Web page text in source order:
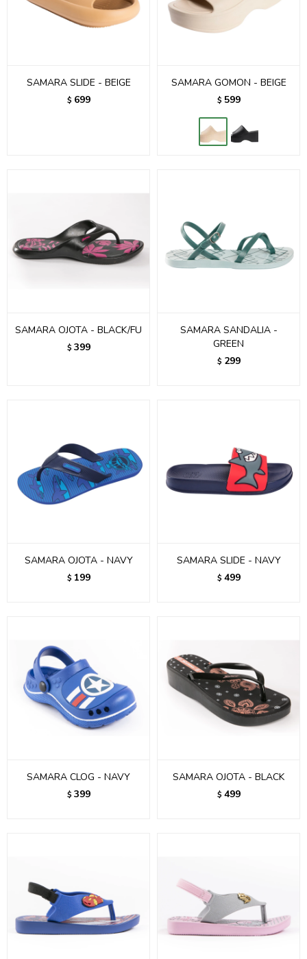
SAMARA SLIDE - BEIGE
$ 699
SAMARA GOMON - BEIGE
$ 599
SAMARA OJOTA - BLACK/FU
$ 399
SAMARA SANDALIA -
GREEN
$ 299
SAMARA OJOTA - NAVY
$ 199
SAMARA SLIDE - NAVY
$ 499
SAMARA CLOG - NAVY
$ 399
SAMARA OJOTA - BLACK
$ 499